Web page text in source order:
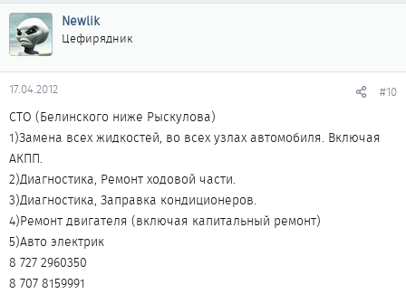
Newlik
Цефирядник
17.04.2012 #10
СТО (Белинского ниже Рыскулова)
1)Замена всех жидкостей, во всех узлах автомобиля. Включая
АКПП.
2)Диагностика, Ремонт ходовой части.
3)Диагностика, Заправка кондиционеров.
4)Ремонт двигателя (включая капитальный ремонт)
5)Авто электрик
8 727 2960350
8 707 8159991